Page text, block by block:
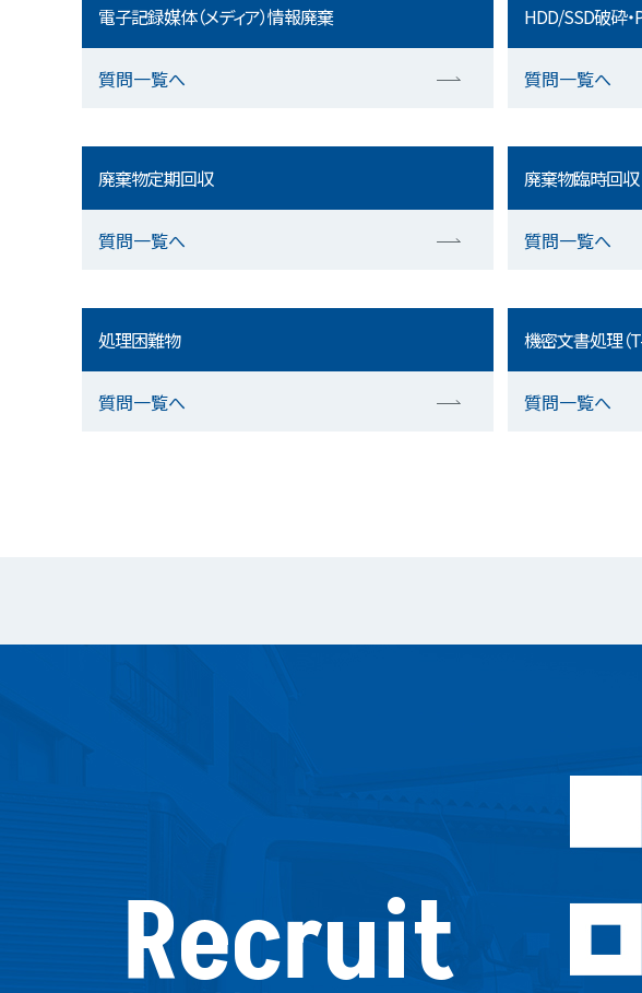
電子記録媒体（メディア）情報廃棄
質問一覧へ
HDD/SSD破砕
質問一覧へ
廃棄物定期回収
質問一覧へ
廃棄物臨時回収
質問一覧へ
処理困難物
質問一覧へ
機密文書処理（
質問一覧へ
Recruit